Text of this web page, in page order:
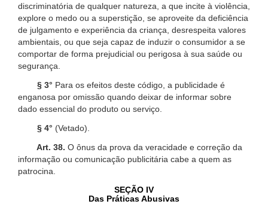
discriminatória de qualquer natureza, a que incite à violência,
explore o medo ou a superstição, se aproveite da deficiência
de julgamento e experiência da criança, desrespeita valores
ambientais, ou que seja capaz de induzir o consumidor a se
comportar de forma prejudicial ou perigosa à sua saúde ou
segurança.
§ 3° Para os efeitos deste código, a publicidade é
enganosa por omissão quando deixar de informar sobre
dado essencial do produto ou serviço.
§ 4° (Vetado).
Art. 38. O ônus da prova da veracidade e correção da
informação ou comunicação publicitária cabe a quem as
patrocina.
SEÇÃO IV
Das Práticas Abusivas